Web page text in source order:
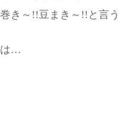
き～!!豆まき～!!と言
は…